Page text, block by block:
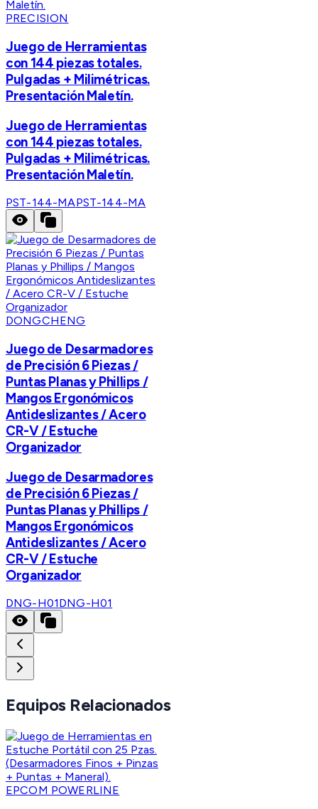
PRECISION
Juego de Herramientas
con 144 piezas totales.
Pulgadas + Milimétricas.
Presentación Maletín.
Juego de Herramientas
con 144 piezas totales.
Pulgadas + Milimétricas.
Presentación Maletín.
PST-144-MAPST-144-MA
DONGCHENG
Juego de Desarmadores
de Precisión 6 Piezas /
Puntas Planas y Phillips /
Mangos Ergonómicos
Antideslizantes / Acero
CR-V / Estuche
Organizador
Juego de Desarmadores
de Precisión 6 Piezas /
Puntas Planas y Phillips /
Mangos Ergonómicos
Antideslizantes / Acero
CR-V / Estuche
Organizador
DNG-H01DNG-H01
Equipos Relacionados
EPCOM POWERLINE